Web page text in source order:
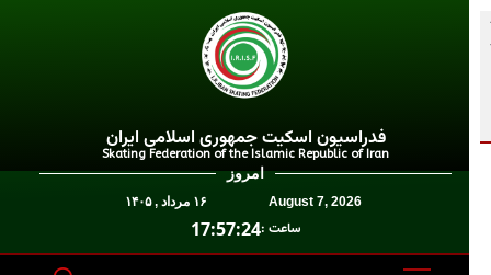
فدراسیون اسکیت جمهوری اسلامی ایران
Skating Federation of the Islamic Republic of Iran
امروز
August 7, 2026
ساعت :17:57:24